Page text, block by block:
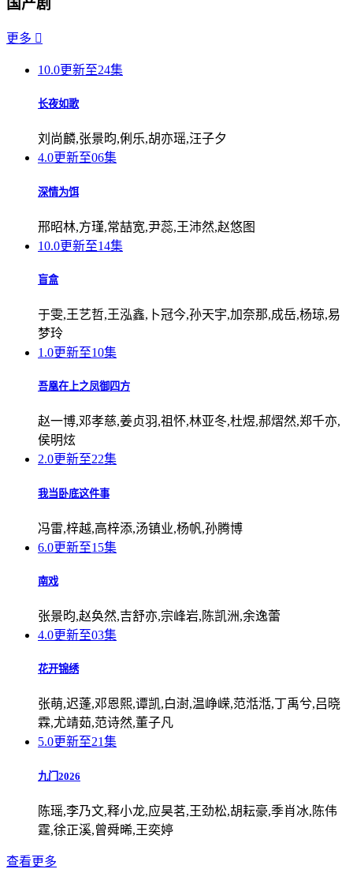
国产剧
更多 
10.0更新至24集
长夜如歌
刘尚麟,张景昀,俐乐,胡亦瑶,汪子夕
4.0更新至06集
深情为饵
邢昭林,方瑾,常喆宽,尹蕊,王沛然,赵悠图
10.0更新至14集
盲盒
于雯,王艺哲,王泓鑫,卜冠今,孙天宇,加奈那,成岳,杨琼,易
梦玲
1.0更新至10集
吾凰在上之凤御四方
赵一博,邓孝慈,姜贞羽,祖怀,林亚冬,杜煜,郝熠然,郑千亦,
侯明炫
2.0更新至22集
我当卧底这件事
冯雷,梓越,高梓添,汤镇业,杨帆,孙腾博
6.0更新至15集
南戏
张景昀,赵奂然,吉舒亦,宗峰岩,陈凯洲,余逸蕾
4.0更新至03集
花开锦绣
张萌,迟蓬,邓恩熙,谭凯,白澍,温峥嵘,范湉湉,丁禹兮,吕晓
霖,尤靖茹,范诗然,董子凡
5.0更新至21集
九门2026
陈瑶,李乃文,释小龙,应昊茗,王劲松,胡耘豪,季肖冰,陈伟
霆,徐正溪,曾舜晞,王奕婷
查看更多